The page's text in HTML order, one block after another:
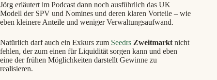
Jörg erläutert im Podcast dann noch ausführlich das UK
Modell der SPV und Nomines und deren klaren Vorteile – wie
eben kleinere Anteile und weniger Verwaltungsaufwand.
Natürlich darf auch ein Exkurs zum Seedrs Zweitmarkt nicht
fehlen, der zum einen für Liquidität sorgen kann und eben
eine der frühen Möglichkeiten darstellt Gewinne zu
realisieren.